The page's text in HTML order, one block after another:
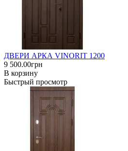
ДВЕРИ АРКА VINORIT 1200
9 500.00грн
В корзину
Быстрый просмотр